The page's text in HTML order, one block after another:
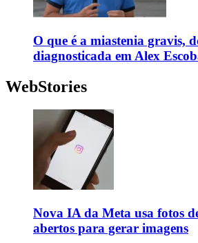
O que é a miastenia gravis,
diagnosticada em Alex
WebStories
Nova IA da Meta usa fotos
abertos para gerar imagens